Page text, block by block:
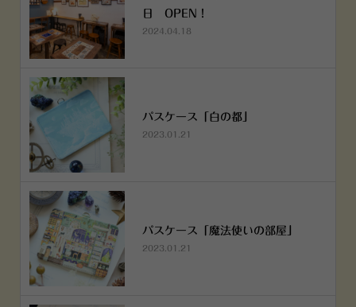
日 OPEN！
2024.04.18
パスケース「白の都」
2023.01.21
パスケース「魔法使いの部屋」
2023.01.21